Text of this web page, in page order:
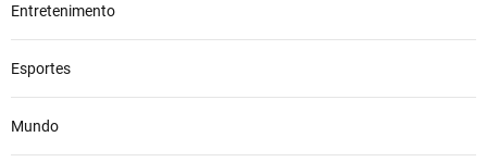
Entretenimento
Esportes
Mundo